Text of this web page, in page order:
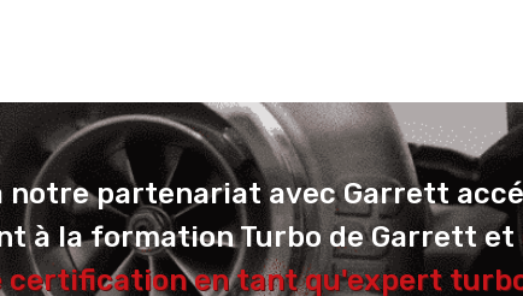
notre partenariat avec Garrett
à la formation Turbo de Garrett et
certification en tant qu'expert